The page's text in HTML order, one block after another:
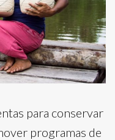
para conservar
programas de